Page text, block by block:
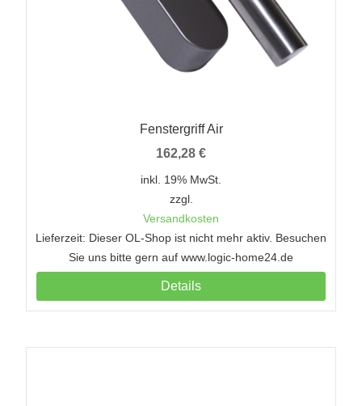
Fenstergriff Air
162,28 €
inkl. 19% MwSt.
zzgl.
Versandkosten
Lieferzeit: Dieser OL-Shop ist nicht mehr aktiv. Besuchen
Sie uns bitte gern auf www.logic-home24.de
Details